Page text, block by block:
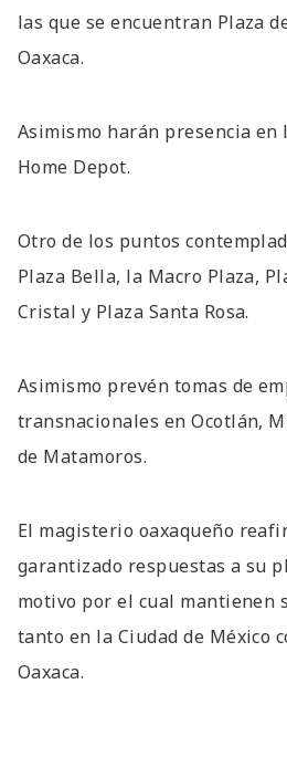
las que se encuentran Plaza
Oaxaca.
Asimismo harán presencia en
Home Depot.
Otro de los puntos
Plaza Bella, la Macro Plaza,
Cristal y Plaza Santa Rosa.
Asimismo prevén tomas de
transnacionales en Ocotlán,
de Matamoros.
El magisterio oaxaqueño
garantizado respuestas a su
motivo por el cual mantienen
tanto en la Ciudad de México
Oaxaca.